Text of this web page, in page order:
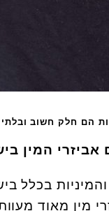
הם חלק חשוב
המין
והמיניות בכלל
מין מאוד